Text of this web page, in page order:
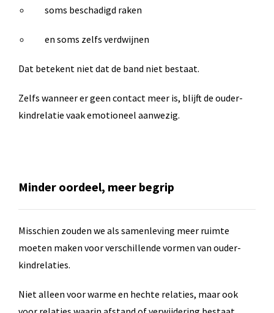
soms beschadigd raken
en soms zelfs verdwijnen
Dat betekent niet dat de band niet bestaat.
Zelfs wanneer er geen contact meer is, blijft de ouder-
kindrelatie vaak emotioneel aanwezig.
Minder oordeel, meer begrip
Misschien zouden we als samenleving meer ruimte
moeten maken voor verschillende vormen van ouder-
kindrelaties.
Niet alleen voor warme en hechte relaties, maar ook